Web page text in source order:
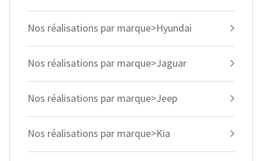
Nos réalisations par marque>Hyundai
Nos réalisations par marque>Jaguar
Nos réalisations par marque>Jeep
Nos réalisations par marque>Kia